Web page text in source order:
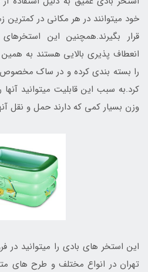
خود میتوانند در هر مکانی در کمترین
قرار بگیرند.همچنین این
انعطاف پذیری بالایی هستند به
را بسته بندی کرده و در ساک مخصوص
کرد.به سبب این قابلیت میتوانید
وزن بسیار کمی که دارند حمل و نقل
این استخر های بادی را میتوانید در
تهران در انواع مختلف و طرح های